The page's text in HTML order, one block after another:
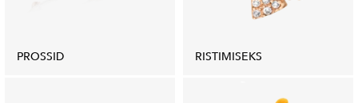
PROSSID RISTIMISEKS